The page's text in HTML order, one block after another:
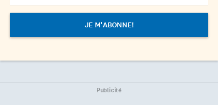
Publicité